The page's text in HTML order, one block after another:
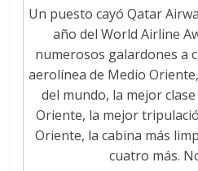
Un puesto cayó Qatar
año del World Airline
numerosos galardones a
aerolínea de Medio
del mundo, la mejor
Oriente, la mejor
Oriente, la cabina más
cuatro más.